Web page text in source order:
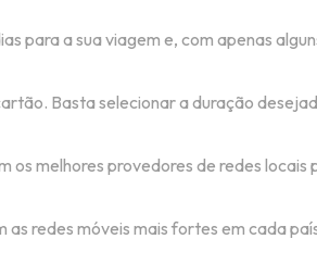
para a sua viagem e, com apenas
Basta selecionar a duração
os melhores provedores de redes
redes móveis mais fortes em cada